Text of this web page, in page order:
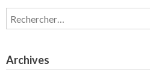
Rechercher :
Archives